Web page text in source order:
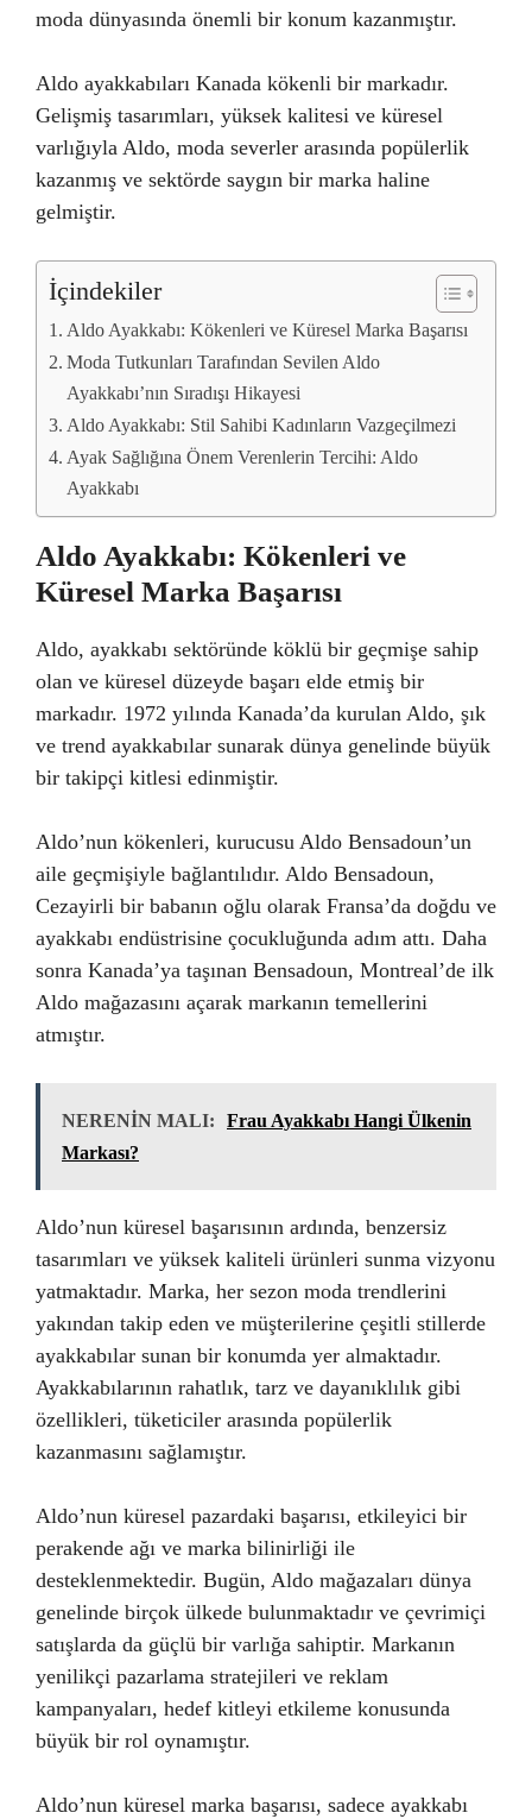
moda dünyasında önemli bir konum kazanmıştır.
Aldo ayakkabıları Kanada kökenli bir markadır.
Gelişmiş tasarımları, yüksek kalitesi ve küresel
varlığıyla Aldo, moda severler arasında popülerlik
kazanmış ve sektörde saygın bir marka haline
gelmiştir.
İçindekiler
Aldo Ayakkabı: Kökenleri ve Küresel Marka Başarısı
Moda Tutkunları Tarafından Sevilen Aldo
Ayakkabı’nın Sıradışı Hikayesi
Aldo Ayakkabı: Stil Sahibi Kadınların Vazgeçilmezi
Ayak Sağlığına Önem Verenlerin Tercihi: Aldo
Ayakkabı
Aldo Ayakkabı: Kökenleri ve
Küresel Marka Başarısı
Aldo, ayakkabı sektöründe köklü bir geçmişe sahip
olan ve küresel düzeyde başarı elde etmiş bir
markadır. 1972 yılında Kanada’da kurulan Aldo, şık
ve trend ayakkabılar sunarak dünya genelinde büyük
bir takipçi kitlesi edinmiştir.
Aldo’nun kökenleri, kurucusu Aldo Bensadoun’un
aile geçmişiyle bağlantılıdır. Aldo Bensadoun,
Cezayirli bir babanın oğlu olarak Fransa’da doğdu ve
ayakkabı endüstrisine çocukluğunda adım attı. Daha
sonra Kanada’ya taşınan Bensadoun, Montreal’de ilk
Aldo mağazasını açarak markanın temellerini
atmıştır.
NERENİN MALI:
Frau Ayakkabı Hangi Ülkenin
Markası?
Aldo’nun küresel başarısının ardında, benzersiz
tasarımları ve yüksek kaliteli ürünleri sunma vizyonu
yatmaktadır. Marka, her sezon moda trendlerini
yakından takip eden ve müşterilerine çeşitli stillerde
ayakkabılar sunan bir konumda yer almaktadır.
Ayakkabılarının rahatlık, tarz ve dayanıklılık gibi
özellikleri, tüketiciler arasında popülerlik
kazanmasını sağlamıştır.
Aldo’nun küresel pazardaki başarısı, etkileyici bir
perakende ağı ve marka bilinirliği ile
desteklenmektedir. Bugün, Aldo mağazaları dünya
genelinde birçok ülkede bulunmaktadır ve çevrimiçi
satışlarda da güçlü bir varlığa sahiptir. Markanın
yenilikçi pazarlama stratejileri ve reklam
kampanyaları, hedef kitleyi etkileme konusunda
büyük bir rol oynamıştır.
Aldo’nun küresel marka başarısı, sadece ayakkabı